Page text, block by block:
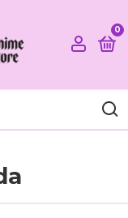
0